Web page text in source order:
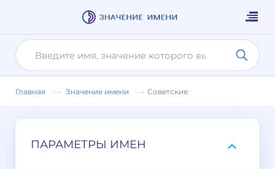
Главная Значение имени Советские
ПАРАМЕТРЫ ИМЕН